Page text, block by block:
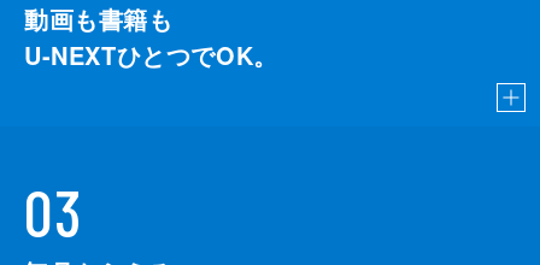
動画も書籍も
U-NEXTひとつでOK。
03